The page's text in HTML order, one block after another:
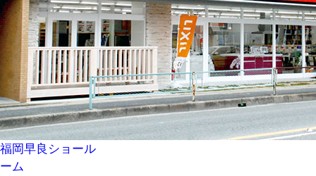
福岡早良ショール
ーム